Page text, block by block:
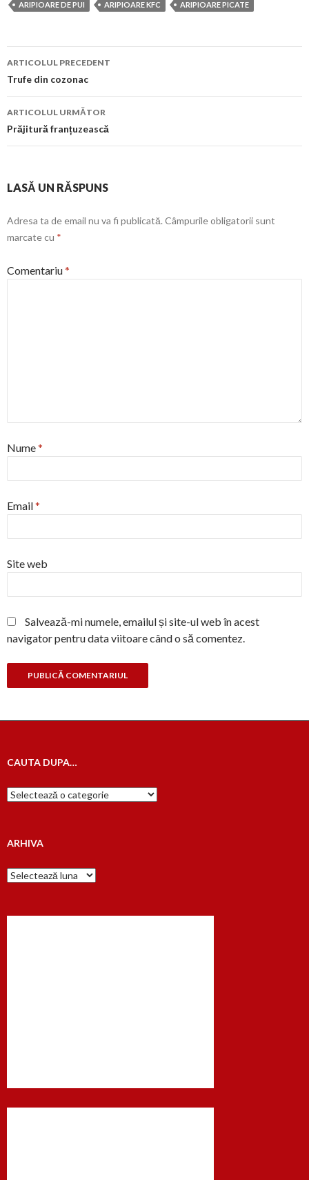
ARIPIOARE DE PUI ARIPIOARE KFC ARIPIOARE PICATE
Navigare
în
articol
ARTICOLUL PRECEDENT
Trufe din cozonac
ARTICOLUL URMĂTOR
Prăjitură franțuzească
LASĂ UN RĂSPUNS
Adresa ta de email nu va fi publicată. Câmpurile obligatorii sunt
marcate cu *
Comentariu*
Nume*
Email*
Site web
Salvează-mi numele, emailul și site-ul web în acest
navigator pentru data viitoare când o să comentez.
CAUTA DUPA…
Cauta
dupa…
ARHIVA
Arhiva